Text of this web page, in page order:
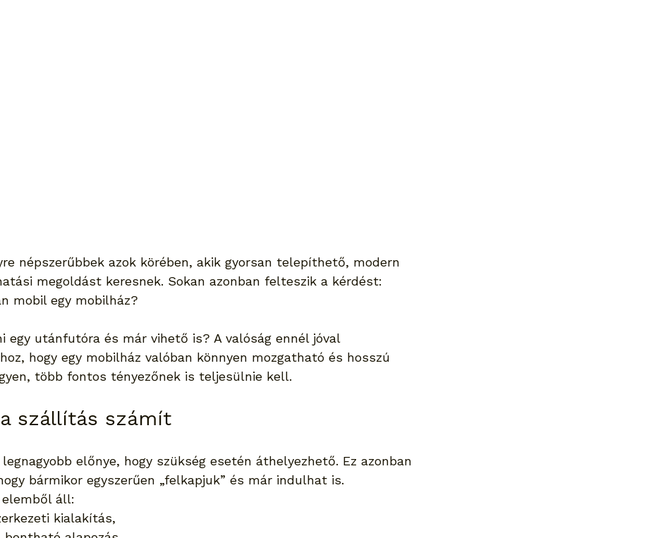
népszerűbbek azok körében, akik gyorsan telepíthető, modern
megoldást keresnek. Sokan azonban felteszik a kérdést:
mobil egy mobilház?
egy utánfutóra és már vihető is? A valóság ennél jóval
hogy egy mobilház valóban könnyen mozgatható és hosszú
több fontos tényezőnek is teljesülnie kell.
szállítás számít
előnye, hogy szükség esetén áthelyezhető. Ez azonban
bármikor egyszerűen „felkapjuk” és már indulhat is.
áll:
kialakítás,